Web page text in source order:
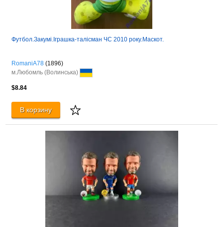
Футбол.Закумі.Іграшка-талісман ЧС 2010 року.Маскот.
RomaniA78 (1896)
м.Любомль (Волинська)
$8.84
В корзину